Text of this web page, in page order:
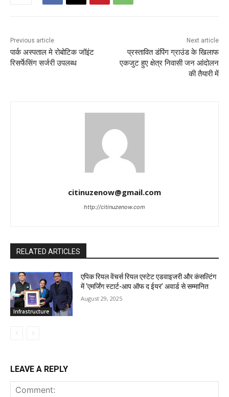
Previous article
पार्क अस्पताल मे रोबोटिक जॉइंट
रिसर्फेसिंग सर्जरी उपलब्ध
Next article
प्रस्तावित डंपिंग ग्राउंड के खिलाफ
एकजुट हुए क्षेत्र निवासी जन आंदोलन
की तैयारी में
citinuzenow@gmail.com
http://citinuzenow.com
RELATED ARTICLES
Infrastructure
एपिक रियल वेंचर्स रियल एस्टेट एडवाइजरी और कंसल्टिंग
में ‘एमर्जिंग स्टार्ट-आप ऑफ द ईयर’ अवार्ड से सम्मानित
August 29, 2025
LEAVE A REPLY